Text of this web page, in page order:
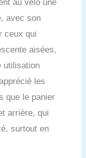
en tout
pour tous vos
un grand
et un porte-
ce vélo
une
rangement
Que vous
courses ou
au vélo une
avec son
ceux qui
aisées,
utilisation
les
que le panier
arrière, qui
surtout en